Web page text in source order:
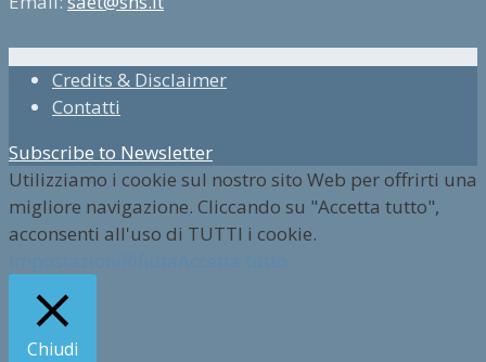
Credits & Disclaimer
Contatti
Subscribe to Newsletter
Utilizziamo i cookie sul nostro sito Web per offrirti una
migliore navigazione. Cliccando su "Accetta tutto",
acconsenti all'uso di TUTTI i cookie.
Chiudi